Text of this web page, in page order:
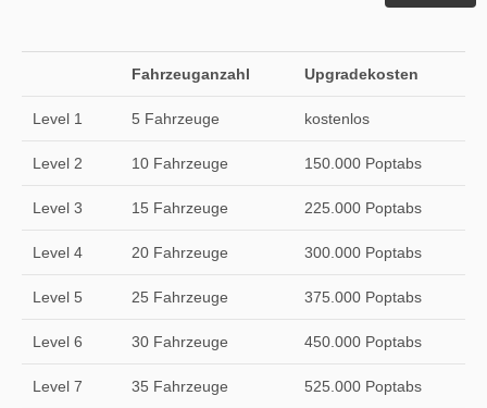
Fahrzeuganzahl Upgradekosten
Level 1 5 Fahrzeuge kostenlos
Level 2 10 Fahrzeuge 150.000 Poptabs
Level 3 15 Fahrzeuge 225.000 Poptabs
Level 4 20 Fahrzeuge 300.000 Poptabs
Level 5 25 Fahrzeuge 375.000 Poptabs
Level 6 30 Fahrzeuge 450.000 Poptabs
Level 7 35 Fahrzeuge 525.000 Poptabs